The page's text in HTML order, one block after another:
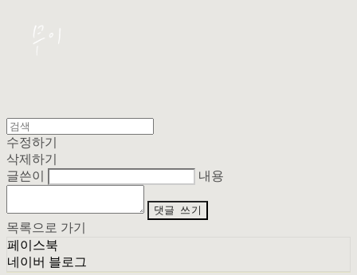
수정하기
삭제하기
글쓴이
내용
댓글 쓰기
목록으로 가기
페이스북
네이버 블로그